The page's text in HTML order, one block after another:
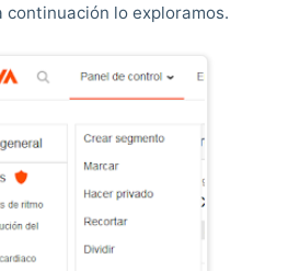
continuación lo exploramos.